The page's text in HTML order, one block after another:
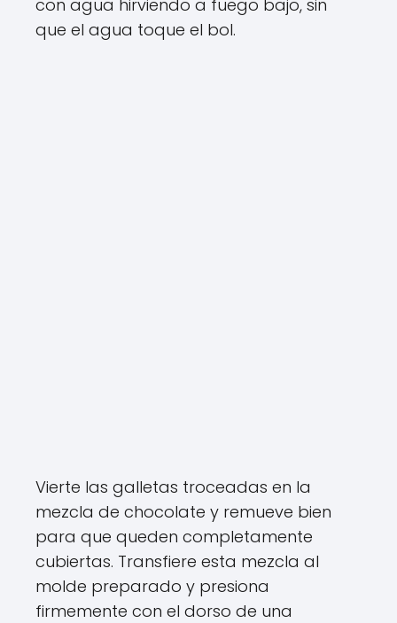
con agua hirviendo a fuego bajo, sin
que el agua toque el bol.
Vierte las galletas troceadas en la
mezcla de chocolate y remueve bien
para que queden completamente
cubiertas. Transfiere esta mezcla al
molde preparado y presiona
firmemente con el dorso de una